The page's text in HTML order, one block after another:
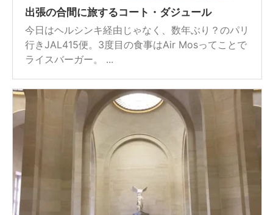
出張の合間に旅するコート・ダジュール
今日はヘルシンキ経由じゃなく、数年ぶり？のパリ
行きJAL415便。3度目の食事はAir Mosってことで
ライスバーガー。 ...